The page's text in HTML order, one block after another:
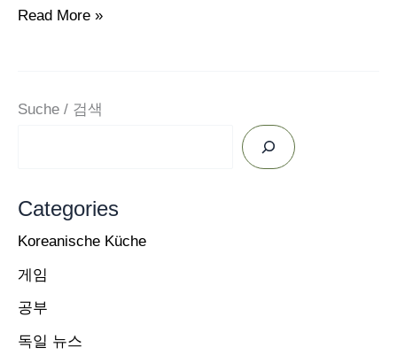
독
년
5
일
/
Read More »
Suche / 검색
Categories
Koreanische Küche
게임
공부
독일 뉴스